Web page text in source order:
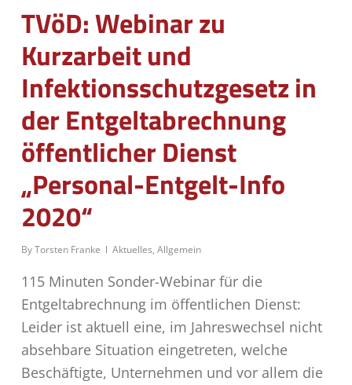
TVöD: Webinar zu
Kurzarbeit und
Infektionsschutzgesetz in
der Entgeltabrechnung
öffentlicher Dienst
„Personal-Entgelt-Info
2020“
ByTorsten Franke Aktuelles, Allgemein
115 Minuten Sonder-Webinar für die
Entgeltabrechnung im öffentlichen Dienst:
Leider ist aktuell eine, im Jahreswechsel nicht
absehbare Situation eingetreten, welche
Beschäftigte, Unternehmen und vor allem die